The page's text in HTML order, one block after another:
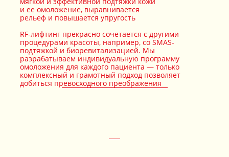
и ее омоложение, выравнивается
рельеф и повышается упругость
RF-лифтинг прекрасно сочетается с другими
процедурами красоты, например, со SMAS-
подтяжкой и биоревитализацией. Мы
разрабатываем индивидуальную программу
омоложения для каждого пациента — только
комплексный и грамотный подход позволяет
добиться превосходного преображения